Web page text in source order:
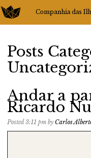
Companhia das
Posts
Andar a
Ricardo
Posted 3:11 pm by Carlos